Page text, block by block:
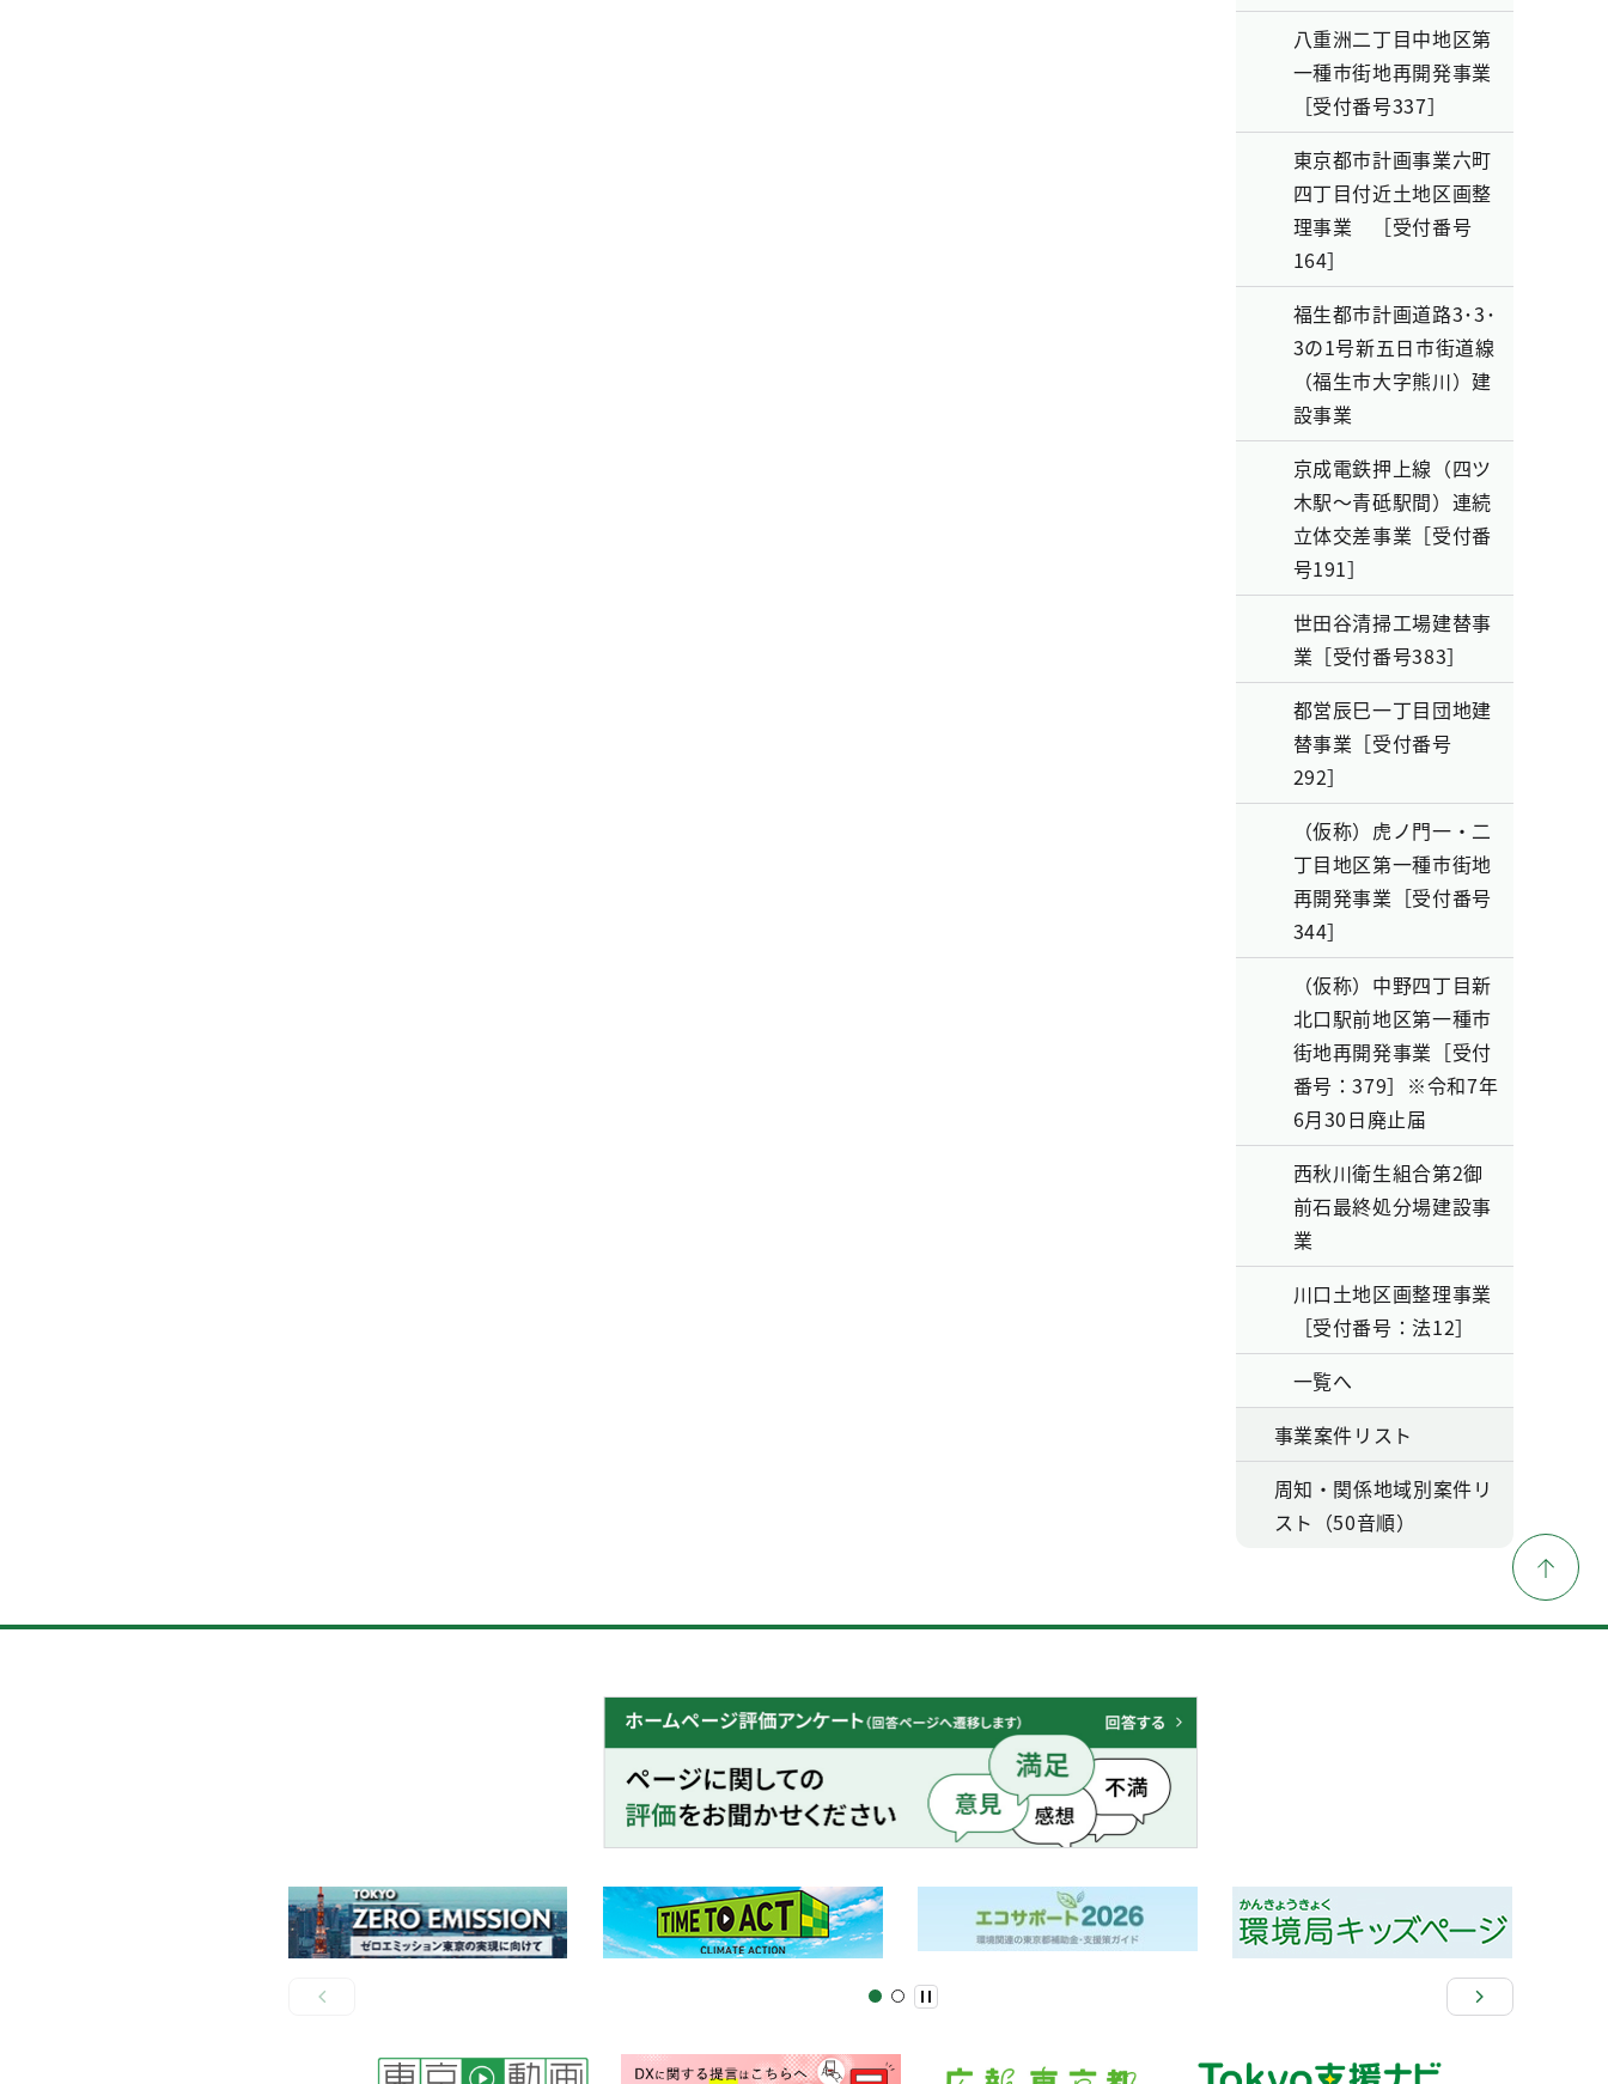
八重洲二丁目中地区第
一種市街地再開発事業
［受付番号337］
東京都市計画事業六町
四丁目付近土地区画整
理事業 ［受付番号
164］
福生都市計画道路3･3･
3の1号新五日市街道線
（福生市大字熊川）建
設事業
京成電鉄押上線（四ツ
木駅～青砥駅間）連続
立体交差事業［受付番
号191］
世田谷清掃工場建替事
業［受付番号383］
都営辰巳一丁目団地建
替事業［受付番号
292］
（仮称）虎ノ門一・二
丁目地区第一種市街地
再開発事業［受付番号
344］
（仮称）中野四丁目新
北口駅前地区第一種市
街地再開発事業［受付
番号：379］※令和7年
6月30日廃止届
西秋川衛生組合第2御
前石最終処分場建設事
業
川口土地区画整理事業
［受付番号：法12］
一覧へ
事業案件リスト
周知・関係地域別案件リ
スト（50音順）